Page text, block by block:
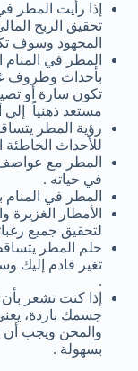
إذا رأيت المطر
تحقيق الربح
المجهود وسوف
المطر في المنام
بأحداث وظروف
تكون سارة أو
مستعد ذهنياً
رؤية المطر
للأحداث
المطر مع عواصف
في حياته .
المطر في
الأمطار الغزيرة
لتحقيق جميع
حلم المطر
تغير قادم إليك
.
إذا كنت تشعر
جسمك باردة،
والمحن ويجب أن
بسهولة .